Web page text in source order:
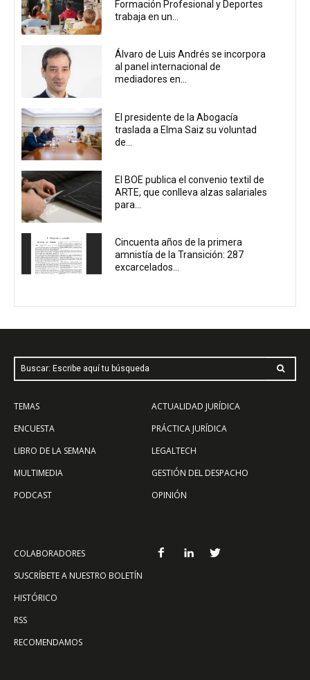
Formación Profesional y Deportes
trabaja en un...
Álvaro de Luis Andrés se incorpora
al panel internacional de
mediadores en...
El presidente de la Abogacía
traslada a Elma Saiz su voluntad
de...
El BOE publica el convenio textil de
ARTE, que conlleva alzas salariales
para...
Cincuenta años de la primera
amnistía de la Transición: 287
excarcelados...
Buscar: Escribe aquí tu búsqueda
TEMAS
ENCUESTA
LIBRO DE LA SEMANA
MULTIMEDIA
PODCAST
ACTUALIDAD JURÍDICA
PRÁCTICA JURÍDICA
LEGALTECH
GESTIÓN DEL DESPACHO
OPINIÓN
COLABORADORES
SUSCRÍBETE A NUESTRO BOLETÍN
HISTÓRICO
RSS
RECOMENDAMOS